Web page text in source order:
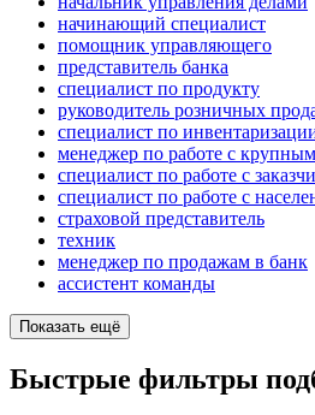
начинающий специалист
помощник управляющего
представитель банка
специалист по продукту
руководитель розничных
специалист по
менеджер по работе с
специалист по работе с
специалист по работе с
страховой представитель
техник
менеджер по продажам в банк
ассистент команды
Показать ещё
Быстрые фильтры